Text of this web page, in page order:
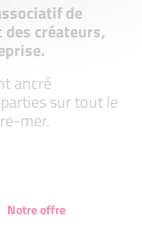
de
des créateurs,
ancré
sur tout le
mer.
Notre offre